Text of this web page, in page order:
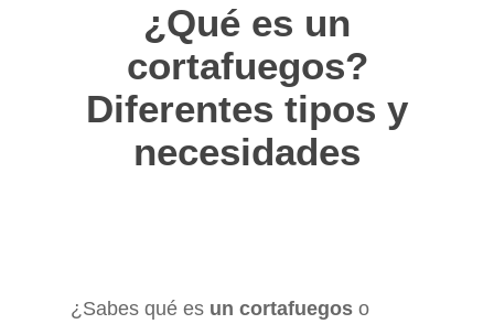
¿Qué es un
cortafuegos?
Diferentes tipos y
necesidades
¿Sabes qué es un cortafuegos o